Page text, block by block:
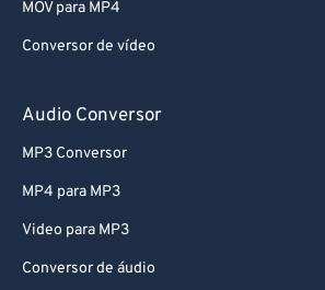
MOV para MP4
Conversor de vídeo
Audio Conversor
MP3 Conversor
MP4 para MP3
Video para MP3
Conversor de áudio